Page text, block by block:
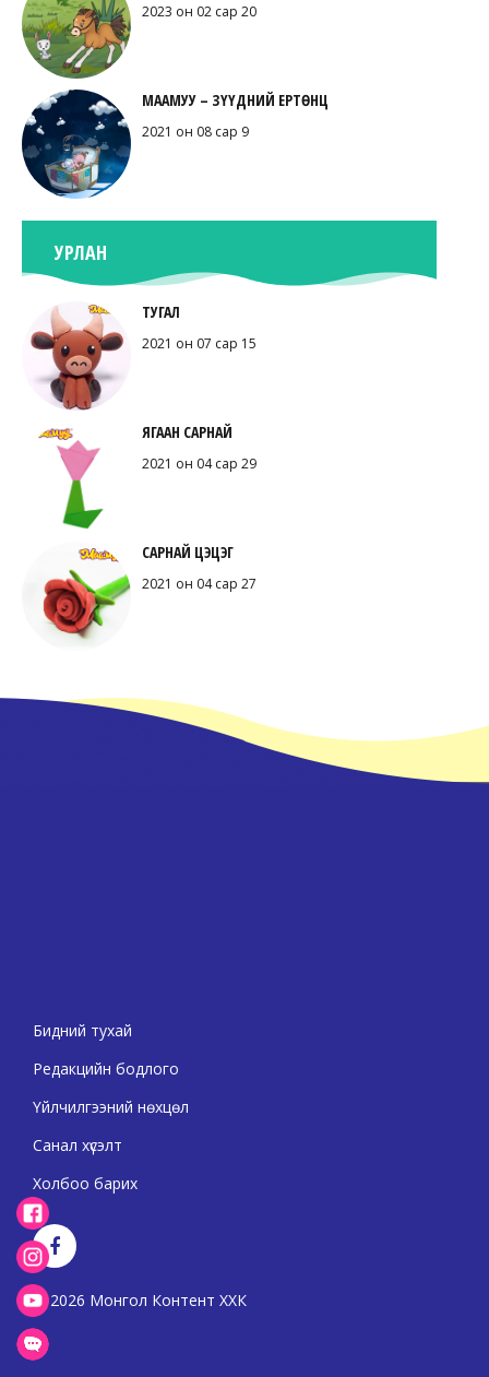
2023 он 02 сар 20
МААМУУ – ЗҮҮДНИЙ ЕРТӨНЦ
2021 он 08 сар 9
УРЛАН
ТУГАЛ
2021 он 07 сар 15
ЯГААН САРНАЙ
2021 он 04 сар 29
САРНАЙ ЦЭЦЭГ
2021 он 04 сар 27
Бидний тухай
Редакцийн бодлого
Үйлчилгээний нөхцөл
Санал хүсэлт
Холбоо барих
2026 Монгол Контент ХХК